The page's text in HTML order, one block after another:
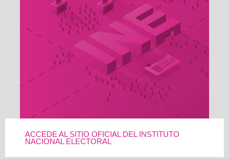
ACCEDE AL SITIO OFICIAL DEL INSTITUTO
NACIONAL ELECTORAL